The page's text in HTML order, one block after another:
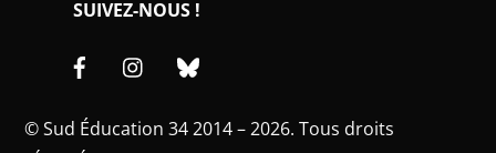
SUIVEZ-NOUS !
FacebookInstagram
©Sud Éducation 342014 – 2026. Tous droits